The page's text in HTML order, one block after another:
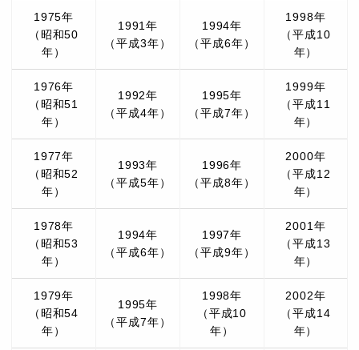
1975年
（昭和50
年）
1991年
（平成3年）
1994年
（平成6年）
1998年
（平成10
年）
1976年
（昭和51
年）
1992年
（平成4年）
1995年
（平成7年）
1999年
（平成11
年）
1977年
（昭和52
年）
1993年
（平成5年）
1996年
（平成8年）
2000年
（平成12
年）
1978年
（昭和53
年）
1994年
（平成6年）
1997年
（平成9年）
2001年
（平成13
年）
1979年
（昭和54
年）
1995年
（平成7年）
1998年
（平成10
年）
2002年
（平成14
年）